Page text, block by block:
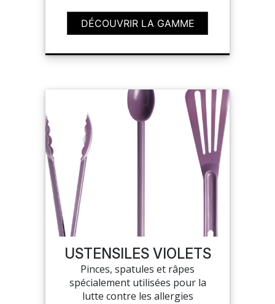
MA COMMANDE
CHEF'S LIST
PORTAIL
SUR-MESURE
DÉCOUVRIR LA GAMME
USTENSILES VIOLETS
Pinces, spatules et râpes
spécialement utilisées pour la
lutte contre les allergies